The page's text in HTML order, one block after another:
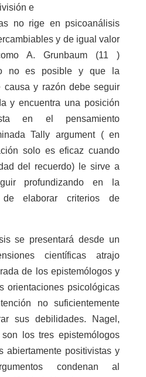
e
no rige en psicoanálisis
y de igual valor
A. Grunbaum (11 )
no es posible y que la
causa y razón debe seguir
y encuentra una posición
en el pensamiento
Tally argument ( en
solo es eficaz cuando
del recuerdo) le sirve a
profundizando en la
de elaborar criterios de
se presentará desde un
científicas atrajo
de los epistemólogos y
orientaciones psicológicas
no suficientemente
sus debilidades. Nagel,
los tres epistemólogos
abiertamente positivistas y
condenan al